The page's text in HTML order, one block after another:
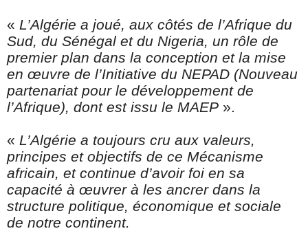
« L’Algérie a joué, aux côtés de l’Afrique du
Sud, du Sénégal et du Nigeria, un rôle de
premier plan dans la conception et la mise
en œuvre de l’Initiative du NEPAD (Nouveau
partenariat pour le développement de
l’Afrique), dont est issu le MAEP ».
« L’Algérie a toujours cru aux valeurs,
principes et objectifs de ce Mécanisme
africain, et continue d’avoir foi en sa
capacité à œuvrer à les ancrer dans la
structure politique, économique et sociale
de notre continent.